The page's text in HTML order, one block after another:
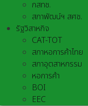
กสทช.
สภาพัฒน์ฯ สศช.
รัฐวิสาหกิจ
CAT-TOT
สภาหอการค้าไทย
สภาอุตสาหกรรม
หอการค้า
BOI
EEC